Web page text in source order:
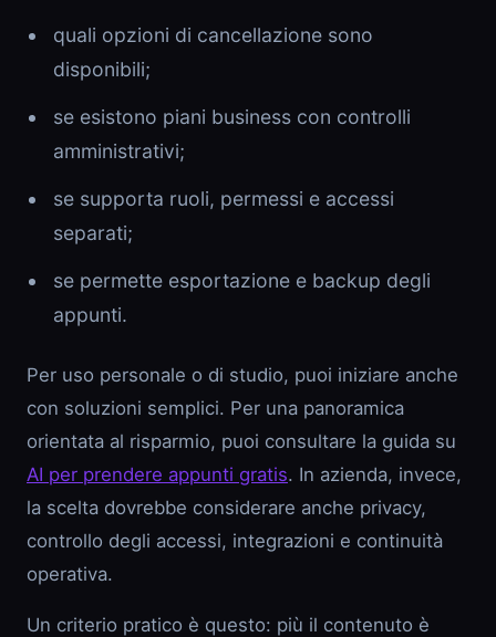
quali opzioni di cancellazione sono
disponibili;
se esistono piani business con controlli
amministrativi;
se supporta ruoli, permessi e accessi
separati;
se permette esportazione e backup degli
appunti.
Per uso personale o di studio, puoi iniziare anche
con soluzioni semplici. Per una panoramica
orientata al risparmio, puoi consultare la guida su
AI per prendere appunti gratis. In azienda, invece,
la scelta dovrebbe considerare anche privacy,
controllo degli accessi, integrazioni e continuità
operativa.
Un criterio pratico è questo: più il contenuto è